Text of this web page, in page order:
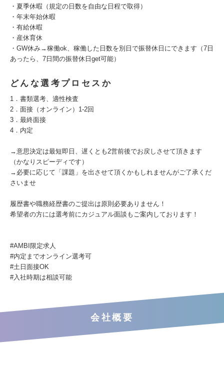
・夏季休暇（規定の日数を自由な日程で取得）
・年末年始休暇
・有給休暇
・産休育休
・GW休み→稼働ok、稼働した日数を別日で振替休日にできます（7日
あったら、7日間の振替休日get可能）
どんな選考プロセスか
1．書類選考、適性検査
2．面接（オンライン）1-2回
3．最終面接
4．内定
→意思決定は最短即日、遅くとも2営前後でお戻しさせて頂きます
（かなりスピーディです）
→必要に応じて「課題」を出させて頂くかもしれませんがご了承くだ
さいませ
履歴書や職務経歴書のご提出は原則必要ありません！
希望者の方には選考前にカジュアル面談もご案内しております！
#AMBI限定求⼈
#内定までオンライン選考可
#⼟⽇⾯接OK
#⼊社時期は相談可能
会社概要